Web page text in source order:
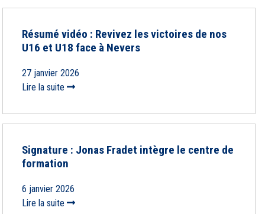
Résumé vidéo : Revivez les victoires de nos
U16 et U18 face à Nevers
27 janvier 2026
Lire la suite
Signature : Jonas Fradet intègre le centre de
formation
6 janvier 2026
Lire la suite